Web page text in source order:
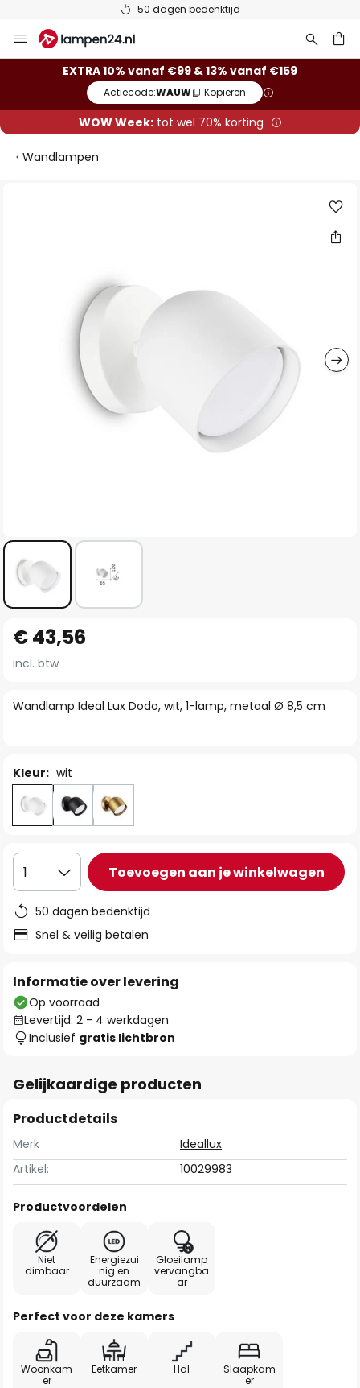
50 dagen bedenktijd
naar
EXTRA 10% vanaf €99 & 13% vanaf €159
Actiecode:WAUW Kopiëren
WOW Week:tot wel 70% korting
Wandlampen
afbeeldingen-
naar
het
van
Wandlamp Ideal Lux Dodo, wit, 1-lamp, metaal Ø 8,5 cm
€ 43,56
incl. btw
Kleur: wit
1 Toevoegen aan je winkelwagen
50 dagen bedenktijd
Snel & veilig betalen
Informatie over levering
Op voorraad
Levertijd: 2 - 4 werkdagen
Inclusief gratis lichtbron
Gelijkaardige producten
Productdetails
Merk
Ideallux
Artikel:
10029983
Productvoordelen
Niet
dimbaar
Energiezui
nig en
duurzaam
Gloeilamp
vervangba
ar
Perfect voor deze kamers
Woonkam
er
Eetkamer Hal
Slaapkam
er